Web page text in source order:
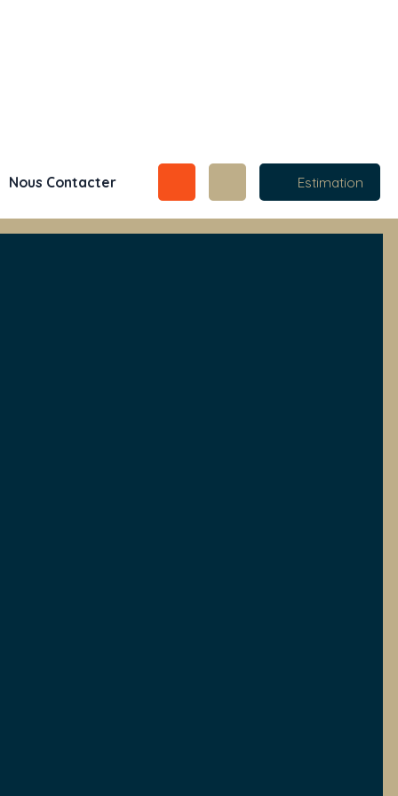
Nous Contacter Estimation